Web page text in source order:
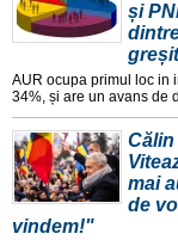
și
AUR ocupa primul loc in
34%, și are un avans de
Călin
mai
de
vindem!"